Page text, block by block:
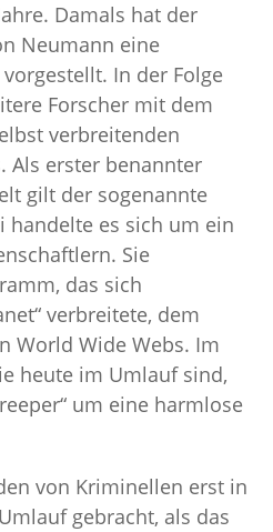
Damals hat der
Neumann eine
In der Folge
Forscher mit dem
verbreitenden
Als erster benannter
gilt der sogenannte
handelte es sich um ein
Sie
das sich
verbreitete, dem
World Wide Webs. Im
heute im Umlauf sind,
um eine harmlose
von Kriminellen erst in
gebracht, als das